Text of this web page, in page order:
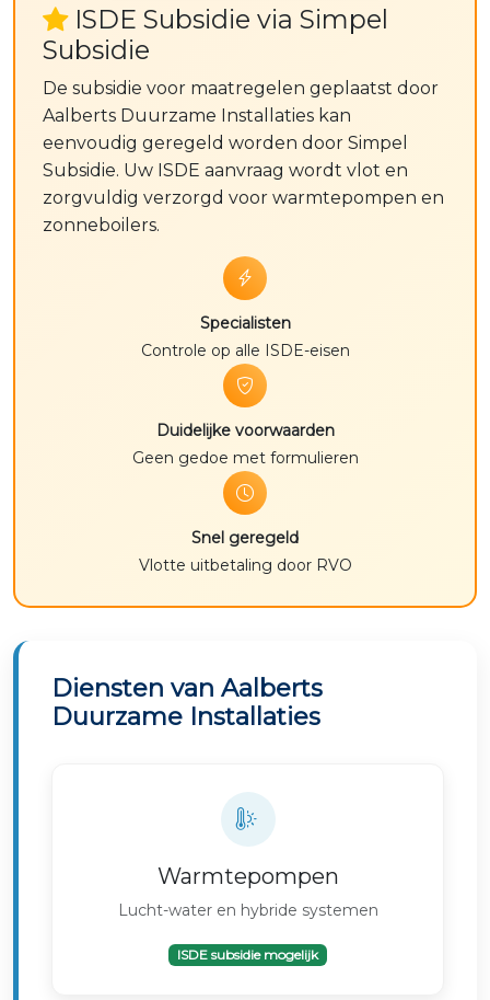
ISDE Subsidie via Simpel
Subsidie
De subsidie voor maatregelen geplaatst door
Aalberts Duurzame Installaties kan
eenvoudig geregeld worden door Simpel
Subsidie. Uw ISDE aanvraag wordt vlot en
zorgvuldig verzorgd voor warmtepompen en
zonneboilers.
Specialisten
Controle op alle ISDE-eisen
Duidelijke voorwaarden
Geen gedoe met formulieren
Snel geregeld
Vlotte uitbetaling door RVO
Diensten van Aalberts
Duurzame Installaties
Warmtepompen
Lucht-water en hybride systemen
ISDE subsidie mogelijk